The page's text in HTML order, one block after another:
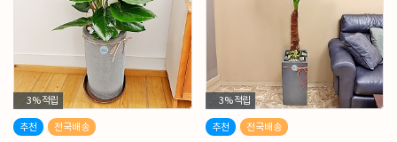
3%적립
추천 전국배송
3%적립
추천 전국배송